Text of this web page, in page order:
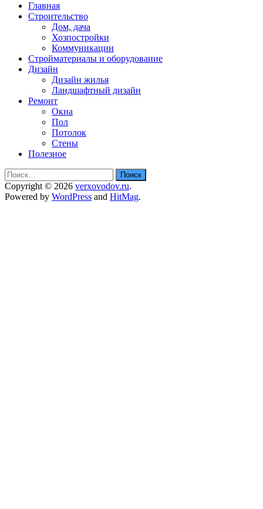
Главная
Строительство
Дом, дача
Хозпостройки
Коммуникации
Стройматериалы и оборудование
Дизайн
Дизайн жилья
Ландшафтный дизайн
Ремонт
Окна
Пол
Потолок
Стены
Полезное
Найти:
Copyright © 2026 verxovodov.ru.
Powered by WordPress and HitMag.